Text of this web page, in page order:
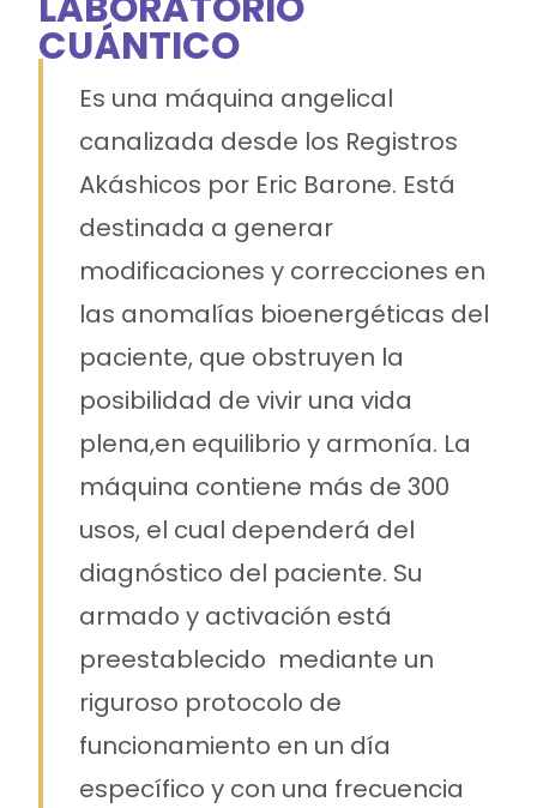
CUÁNTICO
Es una máquina angelical
canalizada desde los Registros
Akáshicos por Eric Barone. Está
destinada a generar
modificaciones y correcciones en
las anomalías bioenergéticas del
paciente, que obstruyen la
posibilidad de vivir una vida
plena,en equilibrio y armonía. La
máquina contiene más de 300
usos, el cual dependerá del
diagnóstico del paciente. Su
armado y activación está
preestablecido mediante un
riguroso protocolo de
funcionamiento en un día
específico y con una frecuencia